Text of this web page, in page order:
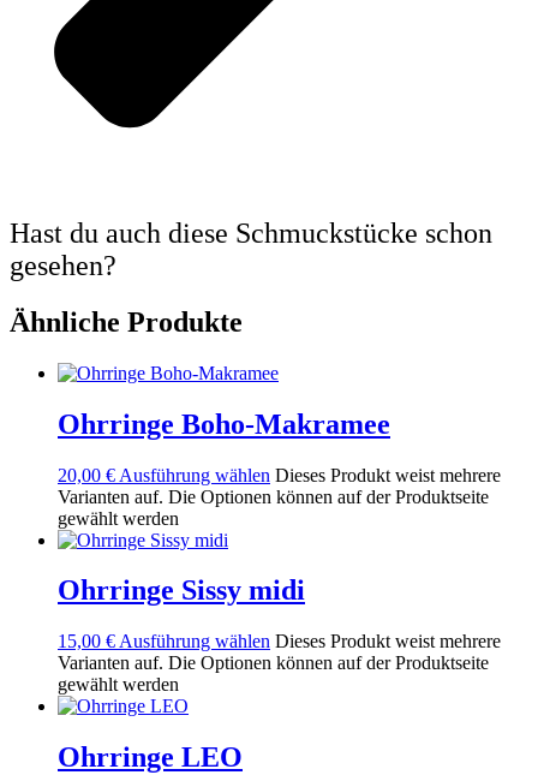
Hast du auch diese Schmuckstücke schon
gesehen?
Ähnliche Produkte
Ohrringe Boho-Makramee
20,00 € Ausführung wählen Dieses Produkt weist mehrere
Varianten auf. Die Optionen können auf der Produktseite
gewählt werden
Ohrringe Sissy midi
15,00 € Ausführung wählen Dieses Produkt weist mehrere
Varianten auf. Die Optionen können auf der Produktseite
gewählt werden
Ohrringe LEO